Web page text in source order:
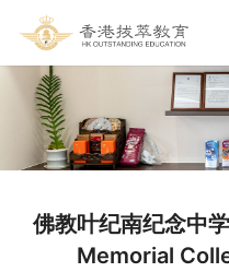
佛教叶纪南纪念中
Memorial